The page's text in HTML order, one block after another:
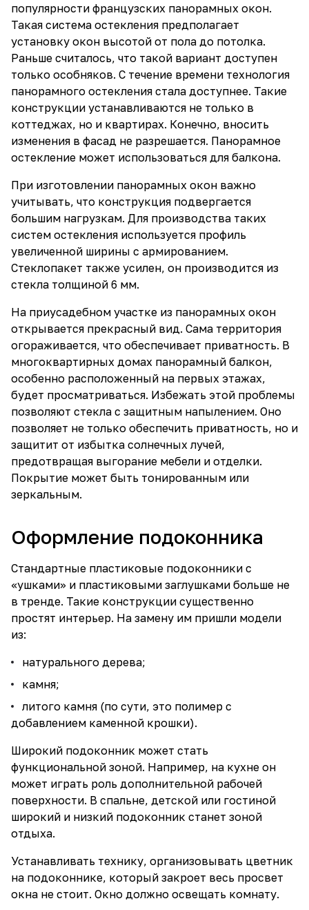
популярности французских панорамных окон.
Такая система остекления предполагает
установку окон высотой от пола до потолка.
Раньше считалось, что такой вариант доступен
только особняков. С течение времени технология
панорамного остекления стала доступнее. Такие
конструкции устанавливаются не только в
коттеджах, но и квартирах. Конечно, вносить
изменения в фасад не разрешается. Панорамное
остекление может использоваться для балкона.
При изготовлении панорамных окон важно
учитывать, что конструкция подвергается
большим нагрузкам. Для производства таких
систем остекления используется профиль
увеличенной ширины с армированием.
Стеклопакет также усилен, он производится из
стекла толщиной 6 мм.
На приусадебном участке из панорамных окон
открывается прекрасный вид. Сама территория
огораживается, что обеспечивает приватность. В
многоквартирных домах панорамный балкон,
особенно расположенный на первых этажах,
будет просматриваться. Избежать этой проблемы
позволяют стекла с защитным напылением. Оно
позволяет не только обеспечить приватность, но и
защитит от избытка солнечных лучей,
предотвращая выгорание мебели и отделки.
Покрытие может быть тонированным или
зеркальным.
Оформление подоконника
Стандартные пластиковые подоконники с
«ушками» и пластиковыми заглушками больше не
в тренде. Такие конструкции существенно
простят интерьер. На замену им пришли модели
из:
натурального дерева;
камня;
литого камня (по сути, это полимер с
добавлением каменной крошки).
Широкий подоконник может стать
функциональной зоной. Например, на кухне он
может играть роль дополнительной рабочей
поверхности. В спальне, детской или гостиной
широкий и низкий подоконник станет зоной
отдыха.
Устанавливать технику, организовывать цветник
на подоконнике, который закроет весь просвет
окна не стоит. Окно должно освещать комнату.